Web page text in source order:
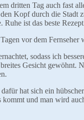
dritten Tag auch fast
Kopf durch die Stadt
ist das beste
vor dem Fernseher
sodass ich
Gesicht gewöhnt.
hat sich ein
und man wird